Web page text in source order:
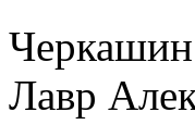
Черкашин
Лавр